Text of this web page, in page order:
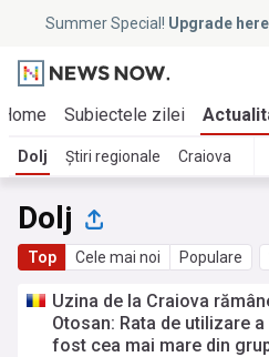
Summer Special! Upgrade here
Home Subiectele zilei
Dolj Știri regionale Craiova
Dolj
Top Cele mai noi Populare
Uzina de la Craiova
Otosan: Rata de utilizare
fost cea mai mare din